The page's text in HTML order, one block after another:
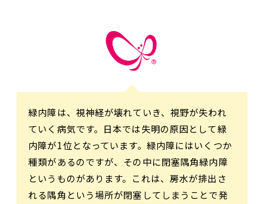
緑内障は、視神経が壊れていき、視野が失われ
ていく病気です。日本では失明の原因として緑
内障が1位となっています。緑内障にはいくつか
種類があるのですが、その中に閉塞隅角緑内障
というものがあります。これは、房水が排出さ
れる隅角という場所が閉塞してしまうことで発